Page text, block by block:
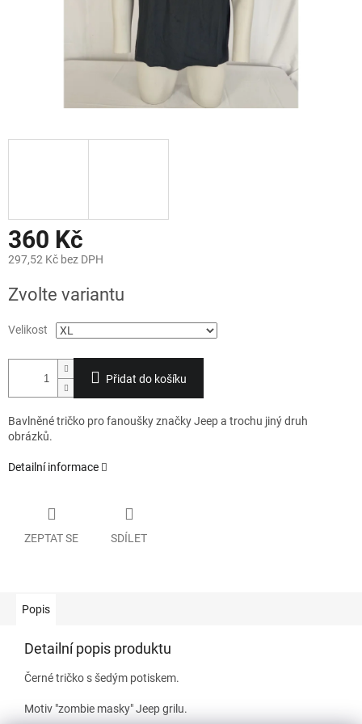
360 Kč
297,52 Kč bez DPH
cena:
Zvolte variantu
Velikost
Přidat do košíku
Bavlněné tričko pro fanoušky značky Jeep a trochu jiný druh
obrázků.
Detailní informace
ZEPTAT SE SDÍLET
Popis
Detailní popis produktu
Černé tričko s šedým potiskem.
Motiv "zombie masky" Jeep grilu.